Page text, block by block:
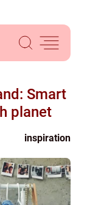
Smart
planet
inspiration